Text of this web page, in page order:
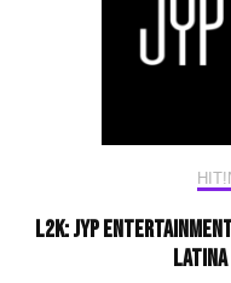
L2K: JYP
latina